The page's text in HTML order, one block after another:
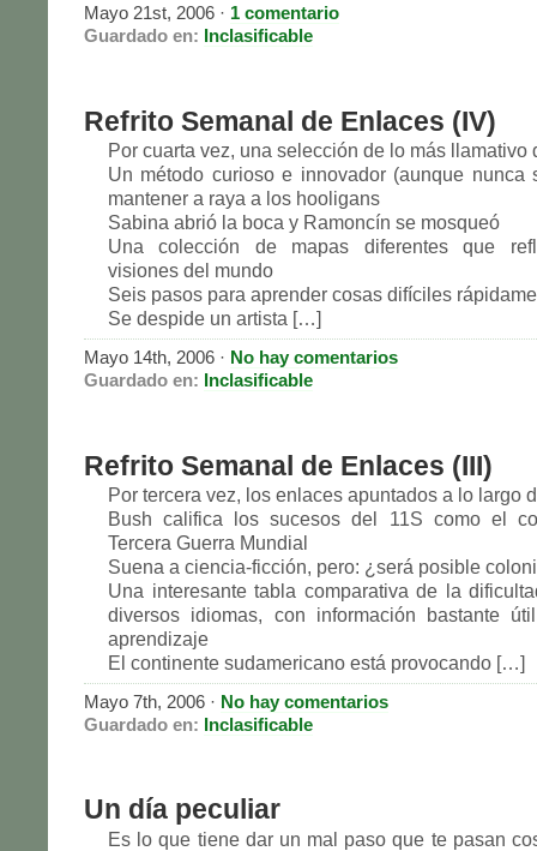
Mayo 21st, 2006 · 1 comentario
Guardado en: Inclasificable
Refrito Semanal de Enlaces (IV)
Por cuarta vez, una selección de lo más llamativo
Un método curioso e innovador (aunque nunca
mantener a raya a los hooligans
Sabina abrió la boca y Ramoncín se mosqueó
Una colección de mapas diferentes que
visiones del mundo
Seis pasos para aprender cosas difíciles
Se despide un artista […]
Mayo 14th, 2006 · No hay comentarios
Guardado en: Inclasificable
Refrito Semanal de Enlaces (III)
Por tercera vez, los enlaces apuntados a lo largo
Bush califica los sucesos del 11S como el
Tercera Guerra Mundial
Suena a ciencia-ficción, pero: ¿será posible
Una interesante tabla comparativa de la
diversos idiomas, con información bastante
aprendizaje
El continente sudamericano está provocando […]
Mayo 7th, 2006 · No hay comentarios
Guardado en: Inclasificable
Un día peculiar
Es lo que tiene dar un mal paso que te pasan